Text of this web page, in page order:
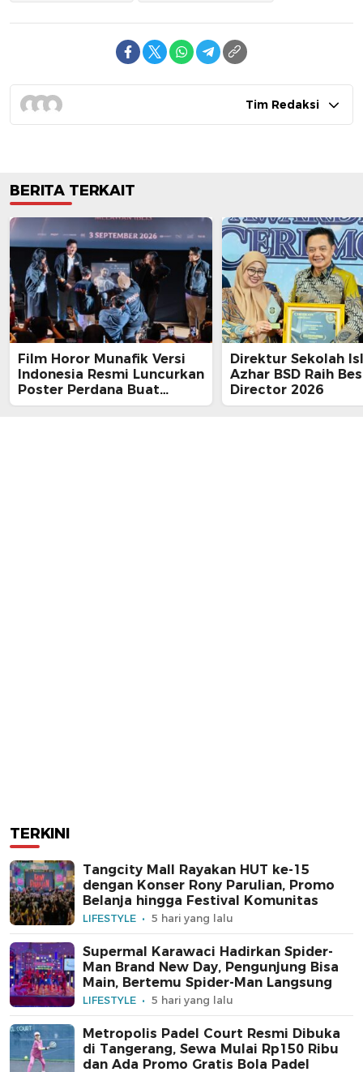
Tim Redaksi
BERITA TERKAIT
Film Horor Munafik Versi
Indonesia Resmi Luncurkan
Poster Perdana Buat
Kesan Spiritual Religi
Direktur Sekolah
Azhar BSD Raih
Director 2026
TERKINI
Tangcity Mall Rayakan HUT ke-15
dengan Konser Rony Parulian, Promo
Belanja hingga Festival Komunitas
LIFESTYLE 5 hari yang lalu
Supermal Karawaci Hadirkan Spider-
Man Brand New Day, Pengunjung Bisa
Main, Bertemu Spider-Man Langsung
LIFESTYLE 5 hari yang lalu
Metropolis Padel Court Resmi Dibuka
di Tangerang, Sewa Mulai Rp150 Ribu
dan Ada Promo Gratis Bola Padel